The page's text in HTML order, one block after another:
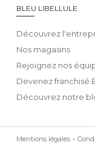
BLEU LIBELLULE
Découvrez
Nos magasins
Rejoignez nos
Devenez franchisé
Découvrez notre
Mentions légales